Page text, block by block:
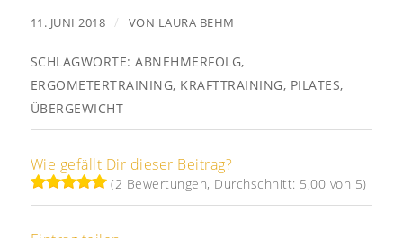
11. JUNI 2018 / VON LAURA BEHM
SCHLAGWORTE: ABNEHMERFOLG,
ERGOMETERTRAINING, KRAFTTRAINING, PILATES,
ÜBERGEWICHT
Wie gefällt Dir dieser Beitrag?
(2 Bewertungen, Durchschnitt: 5,00 von 5)